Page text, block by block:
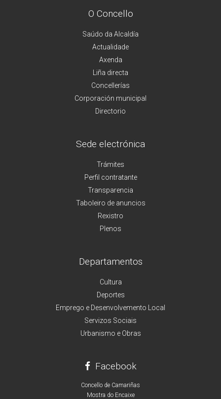
O Concello
Saúdo da Alcaldía
Actualidade
Axenda
Liña directa
Concellerías
Corporación municipal
Directorio
Sede electrónica
Trámites
Perfil contratante
Transparencia
Taboleiro de anuncios
Rexistro
Plenos
Departamentos
Cultura
Deportes
Emprego e Desenvolvemento Local
Servizos Sociais
Urbanismo e Obras
Facebook
Concello de Camariñas
Mostra do Encaixe